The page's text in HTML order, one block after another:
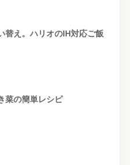
替え。ハリオのIH対応ご飯
菜の簡単レシピ